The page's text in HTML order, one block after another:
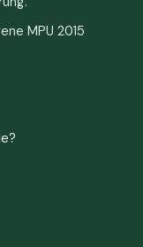
MPU 2015